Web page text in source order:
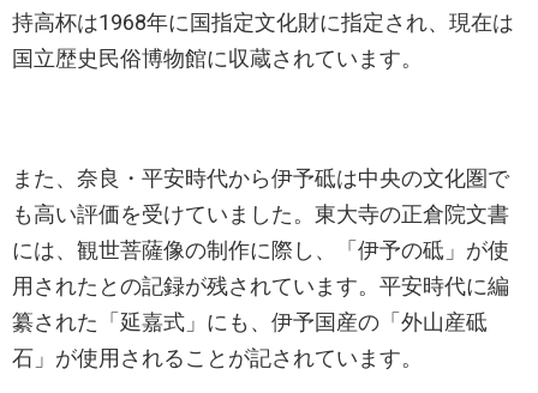
持高杯は1968年に国指定文化財に指定され、現在は
国立歴史民俗博物館に収蔵されています。
また、奈良・平安時代から伊予砥は中央の文化圏で
も高い評価を受けていました。東大寺の正倉院文書
には、観世菩薩像の制作に際し、「伊予の砥」が使
用されたとの記録が残されています。平安時代に編
纂された「延嘉式」にも、伊予国産の「外山産砥
石」が使用されることが記されています。